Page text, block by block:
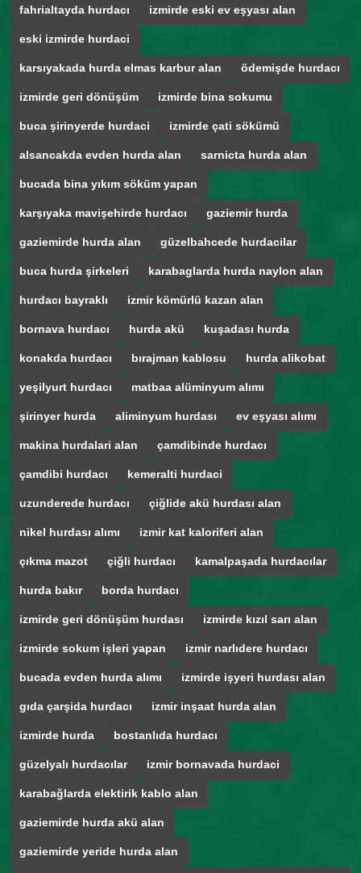
fahrialtayda hurdacı izmirde eski ev eşyası alan
eski izmirde hurdaci
karsıyakada hurda elmas karbur alan ödemişde hurdacı
izmirde geri dönüşüm izmirde bina sokumu
buca şirinyerde hurdaci izmirde çati sökümü
alsancakda evden hurda alan sarnicta hurda alan
bucada bina yıkım söküm yapan
karşıyaka mavişehirde hurdacı gaziemir hurda
gaziemirde hurda alan güzelbahcede hurdacilar
buca hurda şirkeleri karabaglarda hurda naylon alan
hurdacı bayraklı izmir kömürlü kazan alan
bornava hurdacı hurda akü kuşadası hurda
konakda hurdacı bırajman kablosu hurda alikobat
yeşilyurt hurdacı matbaa alüminyum alımı
şirinyer hurda aliminyum hurdası ev eşyası alımı
makina hurdalari alan çamdibinde hurdacı
çamdibi hurdacı kemeralti hurdaci
uzunderede hurdacı çiğlide akü hurdası alan
nikel hurdası alımı izmir kat kaloriferi alan
çıkma mazot çiğli hurdacı kamalpaşada hurdacılar
hurda bakır borda hurdacı
izmirde geri dönüşüm hurdası izmirde kızıl sarı alan
izmirde sokum işleri yapan izmir narlıdere hurdacı
bucada evden hurda alımı izmirde işyeri hurdası alan
gıda çarşida hurdacı izmir inşaat hurda alan
izmirde hurda bostanlıda hurdacı
güzelyalı hurdacılar izmir bornavada hurdaci
karabağlarda elektirik kablo alan
gaziemirde hurda akü alan
gaziemirde yeride hurda alan